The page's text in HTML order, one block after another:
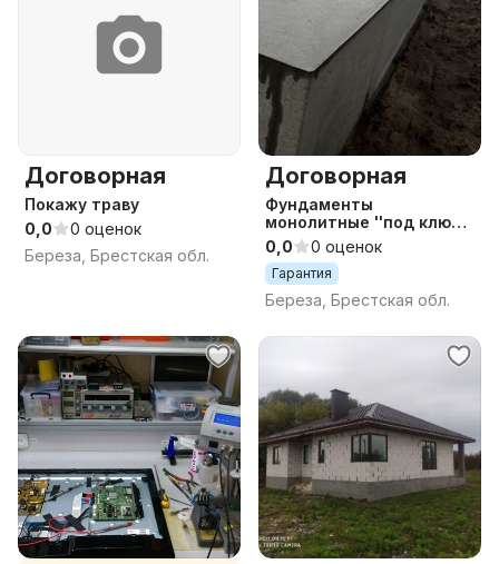
Договорная
Покажу траву
0,0
0 оценок
Береза, Брестская обл.
Договорная
Фундаменты
монолитные ''под ключ'',
любая форма оплаты
0,0 0 оценок
Гарантия
Береза, Брестская обл.